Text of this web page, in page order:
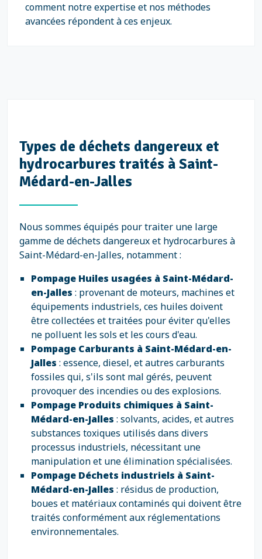
comment notre expertise et nos méthodes
avancées répondent à ces enjeux.
Types de déchets dangereux et
hydrocarbures traités à Saint-
Médard-en-Jalles
Nous sommes équipés pour traiter une large
gamme de déchets dangereux et hydrocarbures à
Saint-Médard-en-Jalles, notamment :
Pompage Huiles usagées à Saint-Médard-
en-Jalles : provenant de moteurs, machines et
équipements industriels, ces huiles doivent
être collectées et traitées pour éviter qu'elles
ne polluent les sols et les cours d'eau.
Pompage Carburants à Saint-Médard-en-
Jalles : essence, diesel, et autres carburants
fossiles qui, s'ils sont mal gérés, peuvent
provoquer des incendies ou des explosions.
Pompage Produits chimiques à Saint-
Médard-en-Jalles : solvants, acides, et autres
substances toxiques utilisés dans divers
processus industriels, nécessitant une
manipulation et une élimination spécialisées.
Pompage Déchets industriels à Saint-
Médard-en-Jalles : résidus de production,
boues et matériaux contaminés qui doivent être
traités conformément aux réglementations
environnementales.